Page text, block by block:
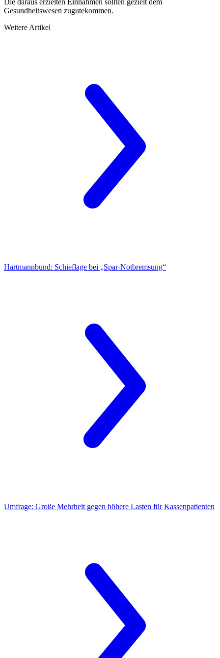
Gesundheitswesen zugutekommen.
Weitere Artikel
Hartmannbund: Schieflage bei „Spar-Notbremsung“
Umfrage: Große Mehrheit gegen höhere Lasten für Kassenpatienten